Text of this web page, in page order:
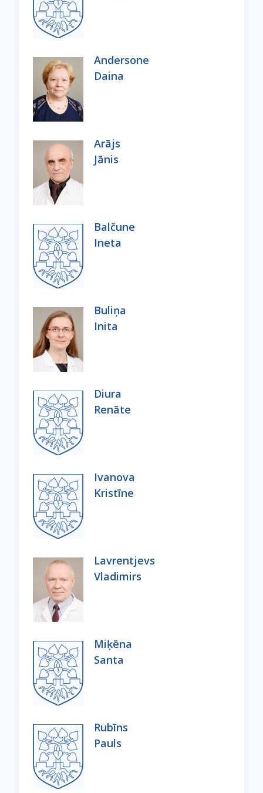
Andersone
Daina
Arājs
Jānis
Balčune
Ineta
Buliņa
Inita
Diura
Renāte
Ivanova
Kristīne
Lavrentjevs
Vladimirs
Miķēna
Santa
Rubīns
Pauls